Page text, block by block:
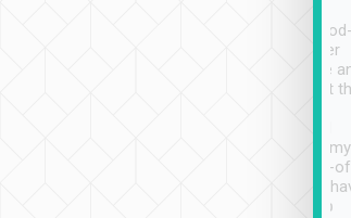
service, vehicles in good-
condition and the driver
service was awesome
thoughtful. Driver went
have safely arrived at my
destination after drop-
Definitely something I
not seen elsewhere 👍